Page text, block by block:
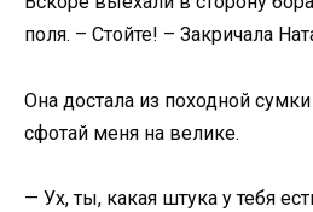
поля. – Стойте! – Закричала
Она достала из походной
сфотай меня на велике.
— Ух, ты, какая штука у тебя